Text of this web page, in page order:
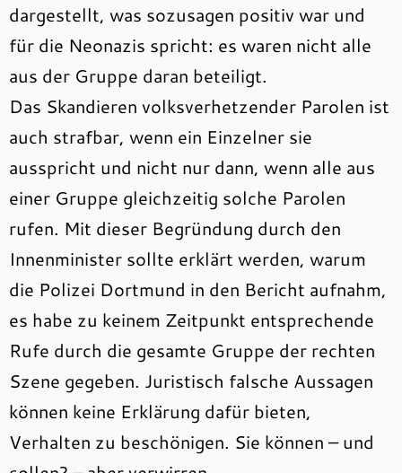
dargestellt, was sozusagen positiv war und
für die Neonazis spricht: es waren nicht alle
aus der Gruppe daran beteiligt.
Das Skandieren volksverhetzender Parolen ist
auch strafbar, wenn ein Einzelner sie
ausspricht und nicht nur dann, wenn alle aus
einer Gruppe gleichzeitig solche Parolen
rufen. Mit dieser Begründung durch den
Innenminister sollte erklärt werden, warum
die Polizei Dortmund in den Bericht aufnahm,
es habe zu keinem Zeitpunkt entsprechende
Rufe durch die gesamte Gruppe der rechten
Szene gegeben. Juristisch falsche Aussagen
können keine Erklärung dafür bieten,
Verhalten zu beschönigen. Sie können – und